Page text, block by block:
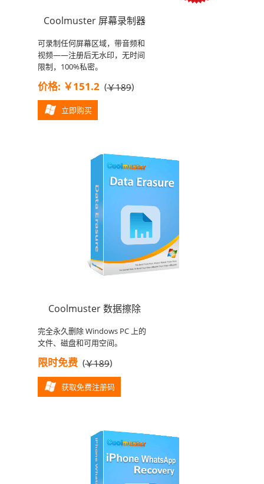
Coolmuster 屏幕录制器
可录制任何屏幕区域，带音频和
视频——注册后无水印，无时间
限制，100%私密。
价格: ￥151.2 (￥189)
立即购买
Coolmuster 数据擦除
完全永久删除 Windows PC 上的
文件、磁盘和可用空间。
限时免费 (￥189)
获取免费注册码